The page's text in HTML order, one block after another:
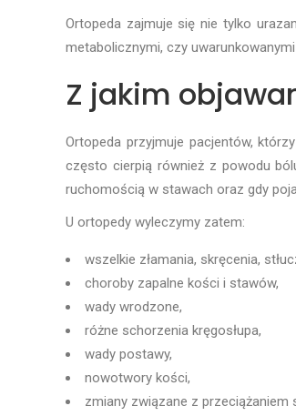
Ortopeda zajmuje się nie tylko
metabolicznymi, czy
Z jakim
Ortopeda przyjmuje pacjentów,
często cierpią również z powodu
ruchomością w stawach oraz gdy
U ortopedy wyleczymy zatem:
wszelkie złamania, skręcenia,
choroby zapalne kości i stawów,
wady wrodzone,
różne schorzenia kręgosłupa,
wady postawy,
nowotwory kości,
zmiany związane z przeciążaniem